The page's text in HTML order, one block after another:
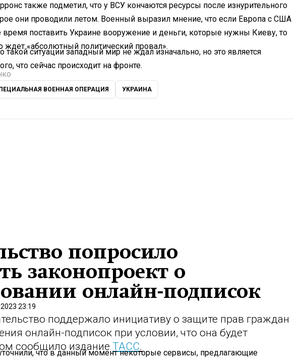
также подметил, что у ВСУ кончаются ресурсы после изнурительного
они проводили летом. Военный выразил мнение, что если Европа с США
поставить Украине вооружение и деньги, которые нужны Киеву, то
ждет «абсолютный политический провал».
такой ситуации западный мир не ждал изначально, но это является
что сейчас происходит на фронте.
ВОЕННАЯ ОПЕРАЦИЯ УКРАИНА
попросило
законопроект о
онлайн-подписок
23:19
поддержало инициативу о защите прав граждан
онлайн-подписок при условии, что она будет
сообщило издание ТАСС.
что в данный момент некоторые сервисы, предлагающие